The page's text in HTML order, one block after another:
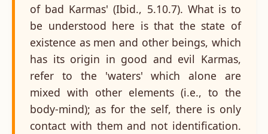
of bad Karmas' (Ibid., 5.10.7). What is to
be understood here is that the state of
existence as men and other beings, which
has its origin in good and evil Karmas,
refer to the 'waters' which alone are
mixed with other elements (i.e., to the
body-mind); as for the self, there is only
contact with them and not identification.